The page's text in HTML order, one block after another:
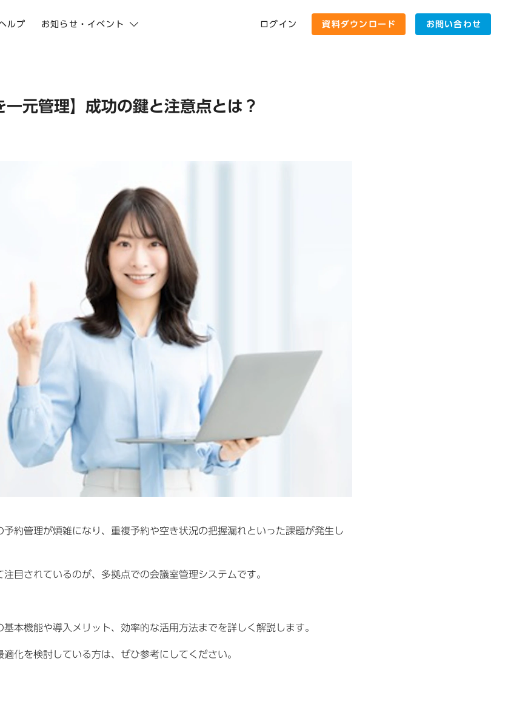
ルプ お知らせ・イベント ログイン 資料ダウンロード お問い合わせ
一元管理】成功の鍵と注意点とは？
約管理が煩雑になり、重複予約や空き状況の把握漏れといった課題が発生し
目されているのが、多拠点での会議室管理システムです。
本機能や導入メリット、効率的な活用方法までを詳しく解説します。
化を検討している方は、ぜひ参考にしてください。